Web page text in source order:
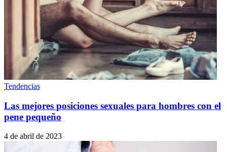
Tendencias
Las mejores posiciones sexuales para hombres con el
pene pequeño
4 de abril de 2023